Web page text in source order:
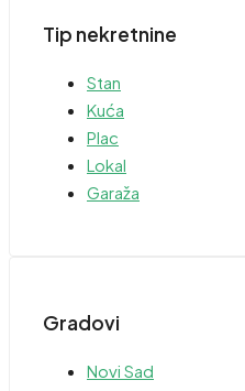
Tip nekretnine
Stan
Kuća
Plac
Lokal
Garaža
Gradovi
Novi Sad